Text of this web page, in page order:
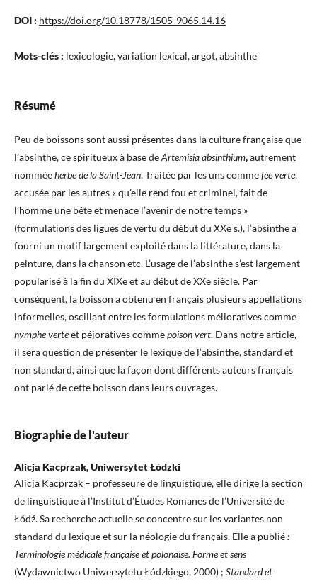
DOI : https://doi.org/10.18778/1505-9065.14.16
Mots-clés : lexicologie, variation lexical, argot, absinthe
Résumé
Peu de boissons sont aussi présentes dans la culture française que
l’absinthe, ce spiritueux à base deArtemisia absinthium,autrement
nomméeherbe de la Saint-Jean. Traitée par les uns commefée verte,
accusée par les autres « qu’elle rend fou et criminel, fait de
l’homme une bête et menace l’avenir de notre temps »
(formulations des ligues de vertu du début du XXe s.), l’absinthe a
fourni un motif largement exploité dans la littérature, dans la
peinture, dans la chanson etc. L’usage de l’absinthe s’est largement
popularisé à la fin du XIXe et au début de XXe siècle. Par
conséquent, la boisson a obtenu en français plusieurs appellations
informelles, oscillant entre les formulations mélioratives comme
nymphe verteet péjoratives commepoison vert. Dans notre article,
il sera question de présenter le lexique de l’absinthe, standard et
non standard, ainsi que la façon dont différents auteurs français
ont parlé de cette boisson dans leurs ouvrages.
Biographie de l'auteur
Alicja Kacprzak, Uniwersytet Łódzki
Alicja Kacprzak – professeure de linguistique, elle dirige la section
de linguistique à l’Institut d’Études Romanes de l’Université de
Łódź. Sa recherche actuelle se concentre sur les variantes non
standard du lexique et sur la néologie du français. Elle a publié:
Terminologie médicale française et polonaise. Forme et sens
(Wydawnictwo Uniwersytetu Łódzkiego, 2000) ; Standard et